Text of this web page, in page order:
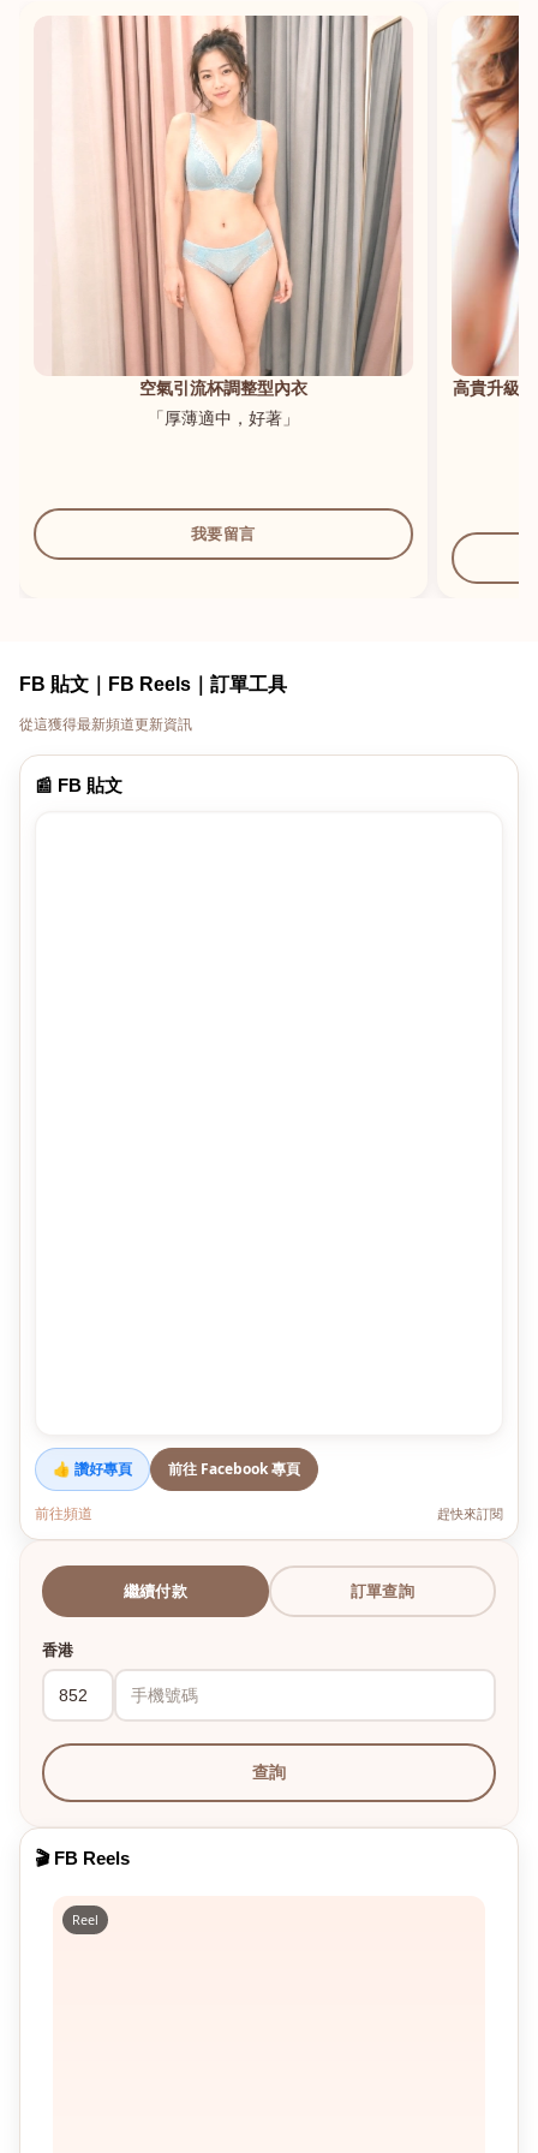
空氣引流杯調整型內衣
「厚薄適中，好著」
我要留言
高貴升級
FB 貼文｜FB Reels｜訂單工具
從這獲得最新頻道更新資訊
📰 FB 貼文
👍 讚好專頁 前往 Facebook 專頁
前往頻道 趕快來訂閱
繼續付款 訂單查詢
香港
查詢
🎬 FB Reels
Reel
港澳中文
English